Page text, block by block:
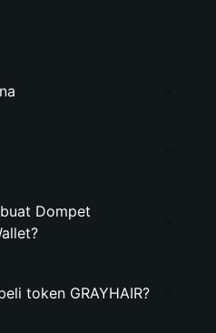
Dompet
token GRAYHAIR?